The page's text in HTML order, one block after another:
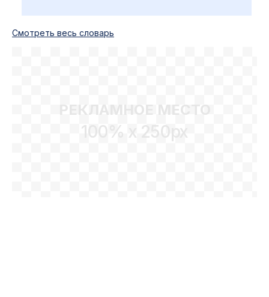
Cмотреть весь словарь
РЕКЛАМНОЕ МЕСТО
100% x 250px